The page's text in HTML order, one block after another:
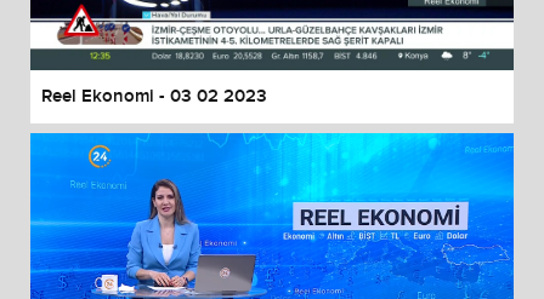
Reel Ekonomi - 03 02 2023